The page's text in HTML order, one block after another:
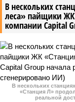
В нескольких
леса» пайщики
компании Capital
В нескольких
«Станция Л»
реальной